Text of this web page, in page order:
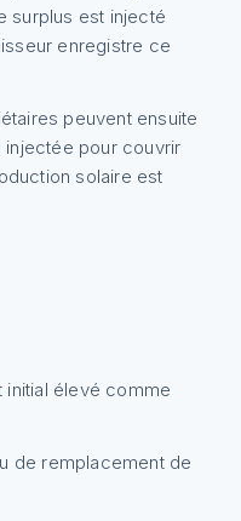
surplus est injecté
enregistre ce
peuvent ensuite
pour couvrir
solaire est
élevé comme
de remplacement de